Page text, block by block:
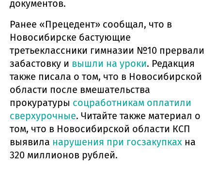
документов.
Ранее «Прецедент» сообщал, что в
Новосибирске бастующие
третьеклассники гимназии №10 прервали
забастовку и вышли на уроки. Редакция
также писала о том, что в Новосибирской
области после вмешательства
прокуратуры соцработникам оплатили
сверхурочные. Читайте также материал о
том, что в Новосибирской области КСП
выявила нарушения при госзакупках на
320 миллионов рублей.